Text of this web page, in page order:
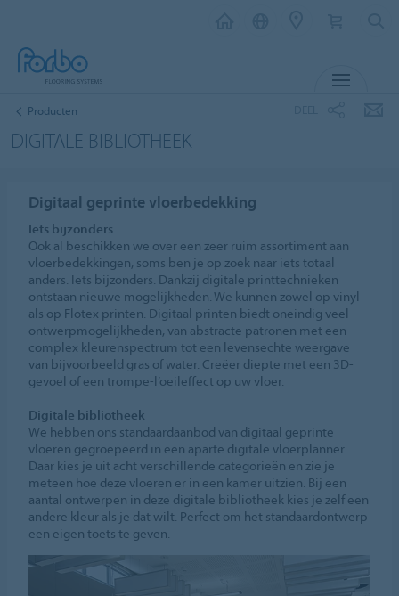
Producten
DIGITALE BIBLIOTHEEK
Digitaal geprinte vloerbedekking
Iets bijzonders
Ook al beschikken we over een zeer ruim assortiment aan
vloerbedekkingen, soms ben je op zoek naar iets totaal
anders. Iets bijzonders. Dankzij digitale printtechnieken
ontstaan nieuwe mogelijkheden. We kunnen zowel op vinyl
als op Flotex printen. Digitaal printen biedt oneindig veel
ontwerpmogelijkheden, van abstracte patronen met een
complex kleurenspectrum tot een levensechte weergave
van bijvoorbeeld gras of water. Creëer diepte met een 3D-
gevoel of een trompe-l’oeileffect op uw vloer.
Digitale bibliotheek
We hebben ons standaardaanbod van digitaal geprinte
vloeren gegroepeerd in een aparte digitale vloerplanner.
Daar kies je uit acht verschillende categorieën en zie je
meteen hoe deze vloeren er in een kamer uitzien. Bij een
aantal ontwerpen in deze digitale bibliotheek kies je zelf een
andere kleur als je dat wilt. Perfect om het standaardontwerp
een eigen toets te geven.